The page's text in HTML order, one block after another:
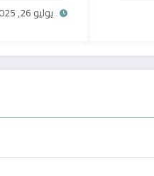
يوليو 26, 2025